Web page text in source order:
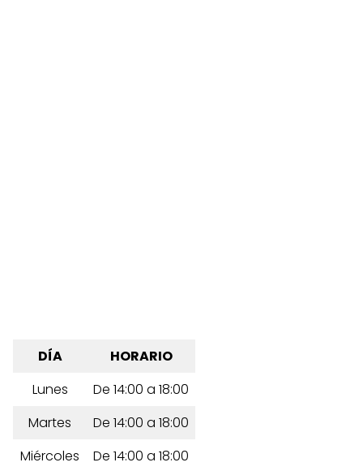
DÍA
HORARIO
Lunes
De 14:00 a 18:00
Martes
De 14:00 a 18:00
Miércoles
De 14:00 a 18:00